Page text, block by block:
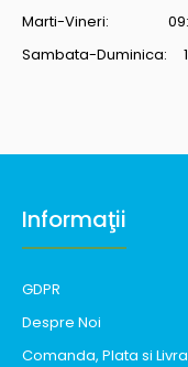
Marti-Vineri:
Sambata-Duminica:
Informaţii
GDPR
Despre Noi
Comanda, Plata si